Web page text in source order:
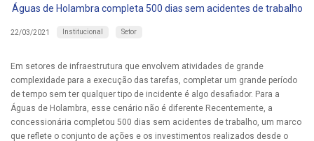
Águas de Holambra completa 500 dias sem acidentes de trabalho
22/03/2021 Institucional Setor
Em setores de infraestrutura que envolvem atividades de grande
complexidade para a execução das tarefas, completar um grande período
de tempo sem ter qualquer tipo de incidente é algo desafiador. Para a
Águas de Holambra, esse cenário não é diferente Recentemente, a
concessionária completou 500 dias sem acidentes de trabalho, um marco
que reflete o conjunto de ações e os investimentos realizados desde o